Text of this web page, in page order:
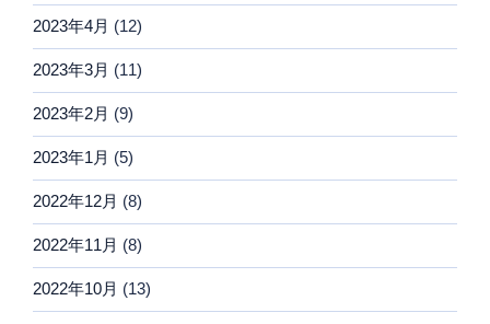
2023年4月 (12)
2023年3月 (11)
2023年2月 (9)
2023年1月 (5)
2022年12月 (8)
2022年11月 (8)
2022年10月 (13)